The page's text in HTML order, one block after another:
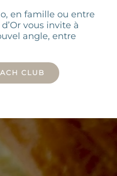
en famille ou entre
vous invite à
angle, entre
CLUB